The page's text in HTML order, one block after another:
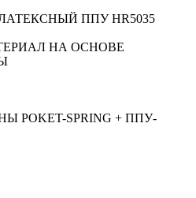
ППУ HR5035
НА ОСНОВЕ
SPRING + ППУ-